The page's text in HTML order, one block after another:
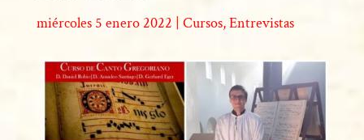
miércoles 5 enero 2022 Cursos,Entrevistas